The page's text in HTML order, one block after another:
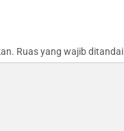
Ruas yang wajib ditandai